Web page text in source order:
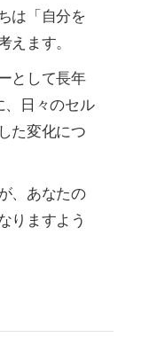
は「自分を
ます。
として長年
、日々のセル
た変化につ
、あなたの
りますよう